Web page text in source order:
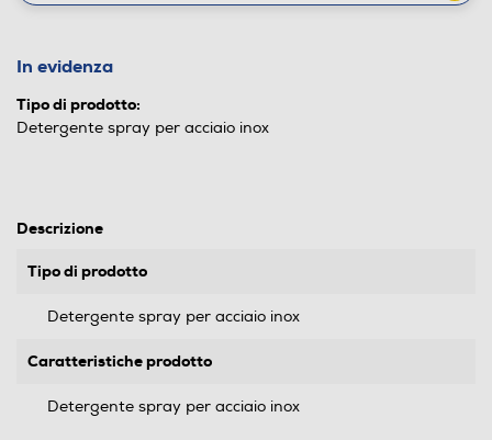
In evidenza
Tipo di prodotto:
Detergente spray per acciaio inox
Descrizione
Tipo di prodotto
Detergente spray per acciaio inox
Caratteristiche prodotto
Detergente spray per acciaio inox